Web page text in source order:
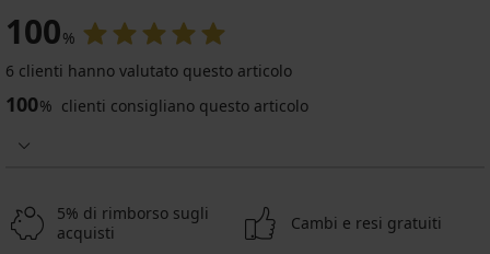
100%
6 clienti hanno valutato questo articolo
100% clienti consigliano questo articolo
5% di rimborso sugli
acquisti
Cambi e resi gratuiti